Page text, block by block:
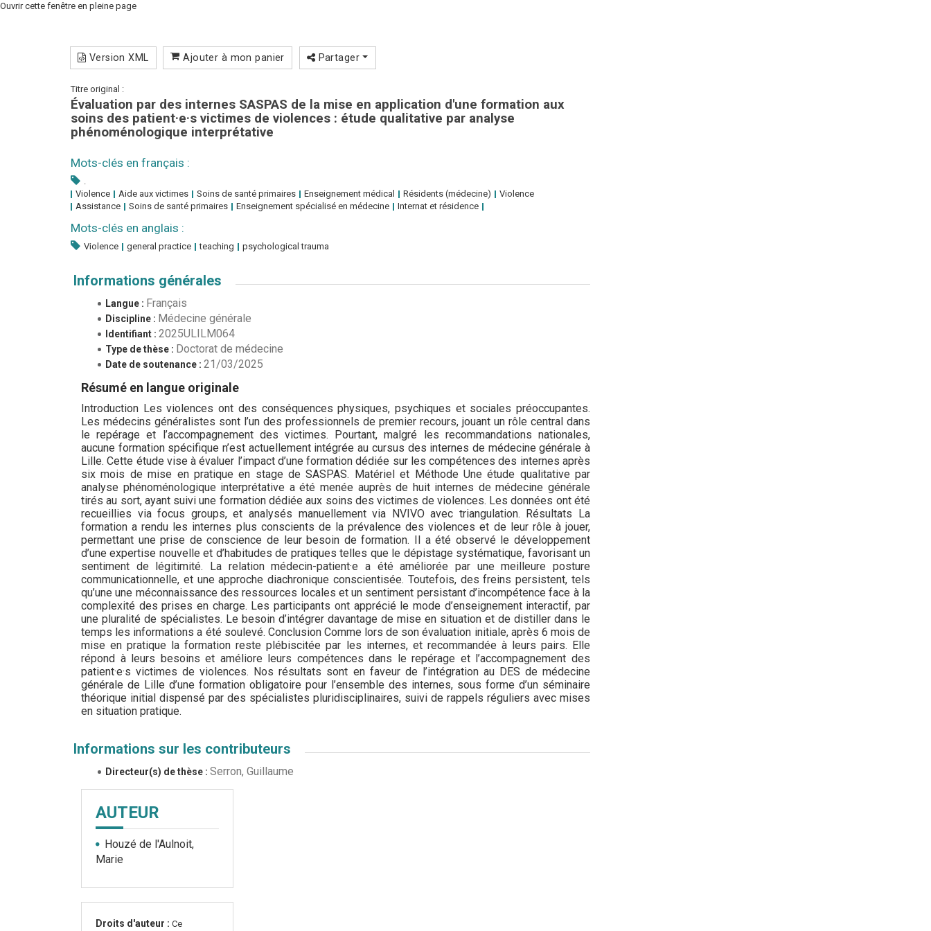
Ouvrir cette fenêtre en pleine page
Version XML Ajouter à mon panier Partager
Titre original :
Évaluation par des internes SASPAS de la mise en application d'une formation aux
soins des patient·e·s victimes de violences : étude qualitative par analyse
phénoménologique interprétative
Mots-clés en français :
Violence
Aide aux victimes Soins de santé primaires Enseignement médical Résidents (médecine)
Violence
Assistance
Soins de santé primaires Enseignement spécialisé en médecine Internat et résidence
Mots-clés en anglais :
Violence general practice teaching psychological trauma
Informations générales
Langue : Français
Discipline : Médecine générale
Identifiant : 2025ULILM064
Type de thèse : Doctorat de médecine
Date de soutenance : 21/03/2025
Résumé en langue originale
Introduction Les violences ont des conséquences physiques, psychiques et sociales préoccupantes.
Les médecins généralistes sont l’un des professionnels de premier recours, jouant un rôle central dans
le repérage et l’accompagnement des victimes. Pourtant, malgré les recommandations nationales,
aucune formation spécifique n’est actuellement intégrée au cursus des internes de médecine générale à
Lille. Cette étude vise à évaluer l’impact d’une formation dédiée sur les compétences des internes après
six mois de mise en pratique en stage de SASPAS. Matériel et Méthode Une étude qualitative par
analyse phénoménologique interprétative a été menée auprès de huit internes de médecine générale
tirés au sort, ayant suivi une formation dédiée aux soins des victimes de violences. Les données ont été
recueillies via focus groups, et analysés manuellement via NVIVO avec triangulation. Résultats La
formation a rendu les internes plus conscients de la prévalence des violences et de leur rôle à jouer,
permettant une prise de conscience de leur besoin de formation. Il a été observé le développement
d’une expertise nouvelle et d’habitudes de pratiques telles que le dépistage systématique, favorisant un
sentiment de légitimité. La relation médecin-patient·e a été améliorée par une meilleure posture
communicationnelle, et une approche diachronique conscientisée. Toutefois, des freins persistent, tels
qu’une une méconnaissance des ressources locales et un sentiment persistant d’incompétence face à la
complexité des prises en charge. Les participants ont apprécié le mode d’enseignement interactif, par
une pluralité de spécialistes. Le besoin d’intégrer davantage de mise en situation et de distiller dans le
temps les informations a été soulevé. Conclusion Comme lors de son évaluation initiale, après 6 mois de
mise en pratique la formation reste plébiscitée par les internes, et recommandée à leurs pairs. Elle
répond à leurs besoins et améliore leurs compétences dans le repérage et l’accompagnement des
patient·e·s victimes de violences. Nos résultats sont en faveur de l’intégration au DES de médecine
générale de Lille d’une formation obligatoire pour l’ensemble des internes, sous forme d’un séminaire
théorique initial dispensé par des spécialistes pluridisciplinaires, suivi de rappels réguliers avec mises
en situation pratique.
Informations sur les contributeurs
Directeur(s) de thèse : Serron, Guillaume
AUTEUR
Houzé de l'Aulnoit,
Marie
Droits d'auteur : Ce